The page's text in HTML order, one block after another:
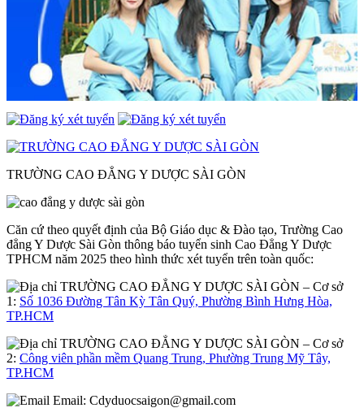
TRƯỜNG CAO ĐẲNG Y DƯỢC SÀI GÒN
Căn cứ theo quyết định của Bộ Giáo dục & Đào tạo, Trường Cao
đẳng Y Dược Sài Gòn thông báo tuyển sinh Cao Đẳng Y Dược
TPHCM năm 2025 theo hình thức xét tuyển trên toàn quốc:
– Cơ sở
1: Số 1036 Đường Tân Kỳ Tân Quý, Phường Bình Hưng Hòa,
TP.HCM
– Cơ sở
2: Công viên phần mềm Quang Trung, Phường Trung Mỹ Tây,
TP.HCM
Email: Cdyduocsaigon@gmail.com